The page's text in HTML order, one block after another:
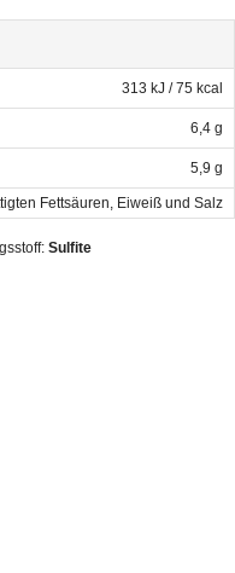
313 kJ / 75 kcal
6,4 g
5,9 g
Fettsäuren, Eiweiß und Salz
Sulfite